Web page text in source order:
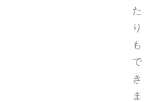
た
り
も
で
き
ま